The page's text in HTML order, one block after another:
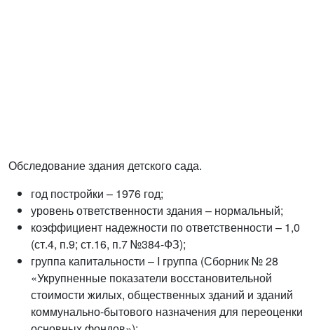
Обследование здания детского сада.
год постройки – 1976 год;
уровень ответственности здания – нормальный;
коэффициент надежности по ответственности – 1,0
(ст.4, п.9; ст.16, п.7 №384-ФЗ);
группа капитальности – I группа (Сборник № 28
«Укрупненные показатели восстановительной
стоимости жилых, общественных зданий и зданий
коммунально-бытового назначения для переоценки